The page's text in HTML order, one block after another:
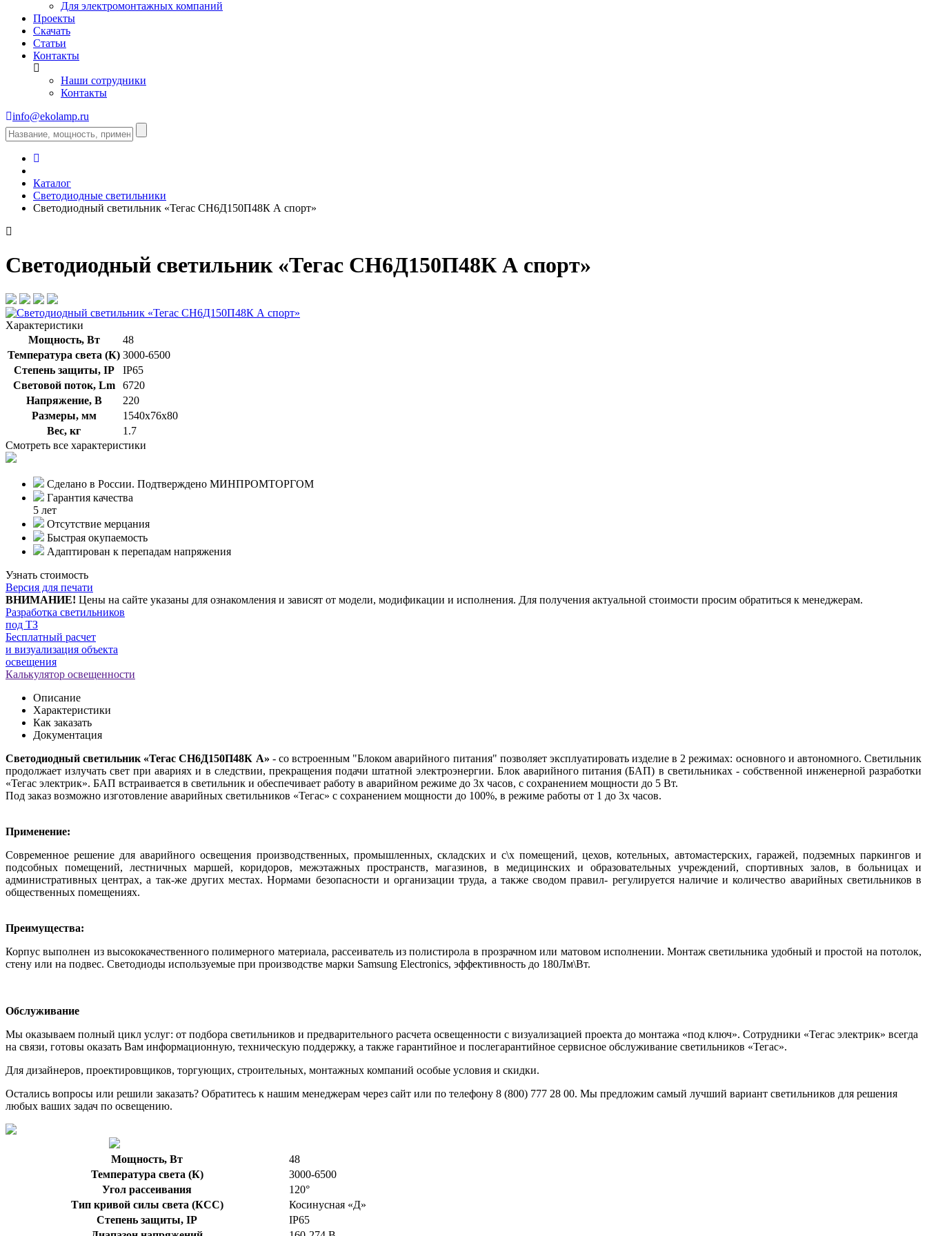
Для электромонтажных компаний
Проекты
Скачать
Статьи
Контакты
Наши сотрудники
Контакты
info@ekolamp.ru
Каталог
Светодиодные светильники
Светодиодный светильник «Тегас СН6Д150П48К А спорт»
Светодиодный светильник «Тегас СН6Д150П48К А спорт»
Характеристики
Мощность, Вт
48
Температура света (К) 3000-6500
Степень защиты, IP
IP65
Световой поток, Lm
6720
Напряжение, В
220
Размеры, мм
1540х76х80
Вес, кг
1.7
Смотреть все характеристики
Сделано в России. Подтверждено МИНПРОМТОРГОМ
Гарантия качества
5 лет
Отсутствие мерцания
Быстрая окупаемость
Адаптирован к перепадам напряжения
Узнать стоимость
Версия для печати
ВНИМАНИЕ! Цены на сайте указаны для ознакомления и зависят от модели, модификации и исполнения. Для получения актуальной стоимости просим обратиться к менеджерам.
Разработка светильников
под ТЗ
Бесплатный расчет
и визуализация объекта
освещения
Калькулятор освещенности
Описание
Характеристики
Как заказать
Документация
Светодиодный светильник «Тегас СН6Д150П48К А» - со встроенным "Блоком аварийного питания" позволяет эксплуатировать изделие в 2 режимах: основного и автономного. Светильник
продолжает излучать свет при авариях и в следствии, прекращения подачи штатной электроэнергии. Блок аварийного питания (БАП) в светильниках - собственной инженерной разработки
«Тегас электрик». БАП встраивается в светильник и обеспечивает работу в аварийном режиме до 3х часов, с сохранением мощности до 5 Вт.
Под заказ возможно изготовление аварийных светильников «Тегас» с сохранением мощности до 100%, в режиме работы от 1 до 3х часов.
Применение:
Современное решение для аварийного освещения производственных, промышленных, складских и с\х помещений, цехов, котельных, автомастерских, гаражей, подземных паркингов и
подсобных помещений, лестничных маршей, коридоров, межэтажных пространств, магазинов, в медицинских и образовательных учреждений, спортивных залов, в больницах и
административных центрах, а так-же других местах. Нормами безопасности и организации труда, а также сводом правил- регулируется наличие и количество аварийных светильников в
общественных помещениях.
Преимущества:
Корпус выполнен из высококачественного полимерного материала, рассеиватель из полистирола в прозрачном или матовом исполнении. Монтаж светильника удобный и простой на потолок,
стену или на подвес. Светодиоды используемые при производстве марки Samsung Electronics, эффективность до 180Лм\Вт.
Обслуживание
Мы оказываем полный цикл услуг: от подбора светильников и предварительного расчета освещенности с визуализацией проекта до монтажа «под ключ». Сотрудники «Тегас электрик» всегда
на связи, готовы оказать Вам информационную, техническую поддержку, а также гарантийное и послегарантийное сервисное обслуживание светильников «Тегас».
Для дизайнеров, проектировщиков, торгующих, строительных, монтажных компаний особые условия и скидки.
Остались вопросы или решили заказать? Обратитесь к нашим менеджерам через сайт или по телефону 8 (800) 777 28 00. Мы предложим самый лучший вариант светильников для решения
любых ваших задач по освещению.
Мощность, Вт
48
Температура света (К)
3000-6500
Угол рассеивания
120°
Тип кривой силы света (КСС)
Косинусная «Д»
Степень защиты, IP
IP65